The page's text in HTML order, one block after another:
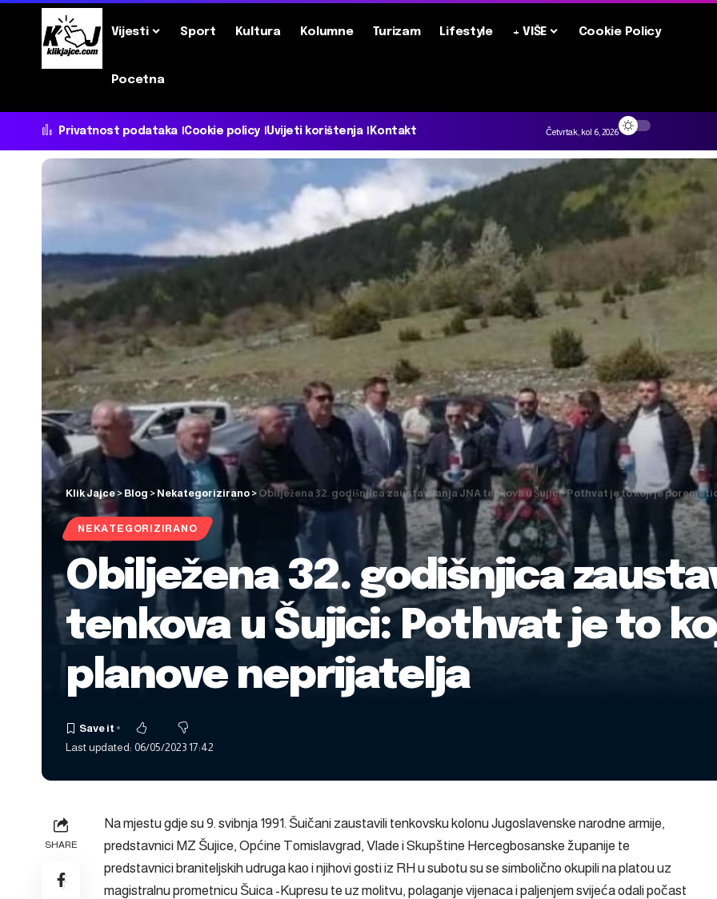
Vijesti Sport Kultura Kolumne Turizam Lifestyle + VIŠE Cookie Policy
Pocetna
Privatnost podataka Cookie policy Uvijeti korištenja Kontakt Četvrtak, kol 6, 2026
Klik Jajce > Blog > Nekategorizirano > Obilježena 32. godišnjica zaustavljanja JNA tenkova u Šujici: Pothvat je to koji je
NEKATEGORIZIRANO
Obilježena 32. godišnjica
tenkova u Šujici: Pothvat je to
planove neprijatelja
Last updated: 06/05/2023 17:42
SHARE
Na mjestu gdje su 9. svibnja 1991. Šuičani zaustavili tenkovsku kolonu Jugoslavenske narodne armije,
predstavnici MZ Šujice, Općine Tomislavgrad, Vlade i Skupštine Hercegbosanske županije te
predstavnici braniteljskih udruga kao i njihovi gosti iz RH u subotu su se simbolično okupili na platou uz
magistralnu prometnicu Šuica -Kupresu te uz molitvu, polaganje vijenaca i paljenjem svijeća odali počast